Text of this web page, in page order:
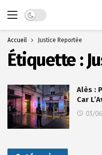
Dark mode
Accueil Justice Reportée
Étiquette :
Alès :
Car
03/